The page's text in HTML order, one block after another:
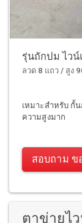
รุ่นถักปม ไว
ลวด 8 แถว / สูง
เหมาะสำหรับ กั้
ความสูงมาก
สอบถาม ข
ตาข่ายไ